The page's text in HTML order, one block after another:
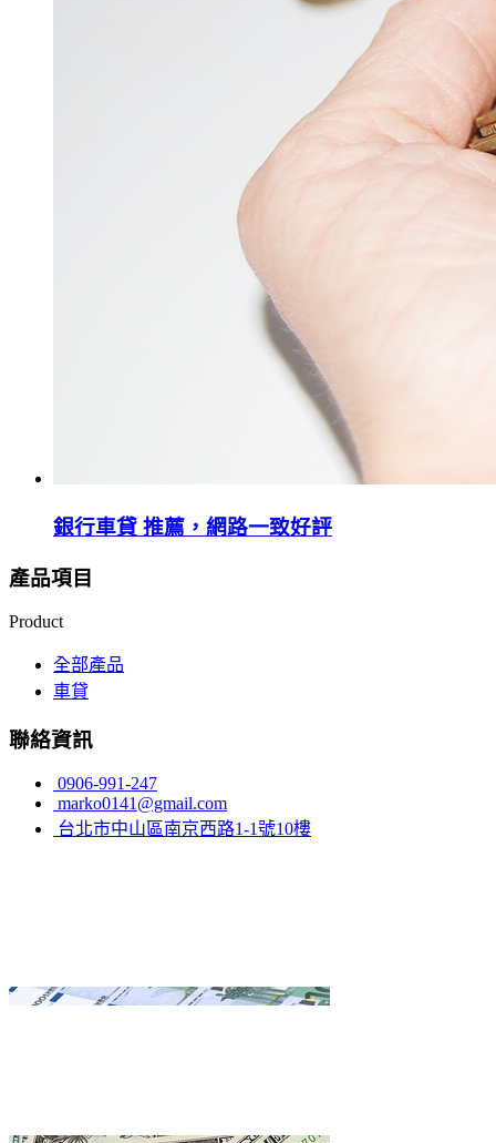
銀行車貸 推薦，網路一致好評
產品項目
Product
全部產品
車貸
聯絡資訊
0906-991-247
marko0141@gmail.com
台北市中山區南京西路1-1號10樓